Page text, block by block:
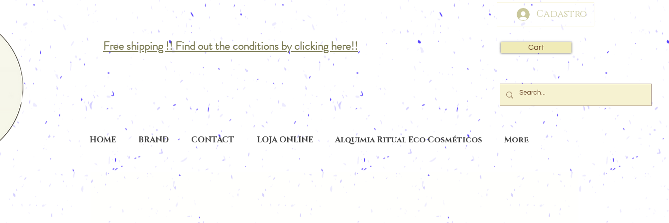
Free shipping !! Find out the conditions by clicking here!!
Cadastro
Cart
HOME BRAND CONTACT LOJA ONLINE Alquimia Ritual Eco Cosméticos More